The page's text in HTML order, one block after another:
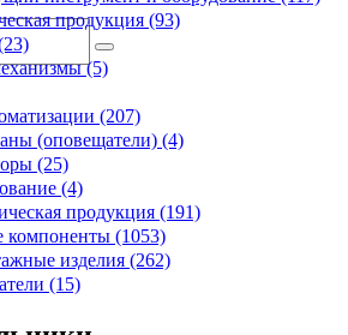
продукция (93)
(5)
(207)
(оповещатели) (4)
(25)
(4)
продукция (191)
компоненты (1053)
изделия (262)
(15)